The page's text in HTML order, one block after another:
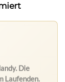
Die
Laufenden.